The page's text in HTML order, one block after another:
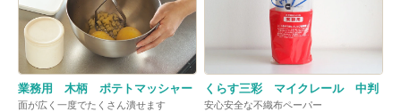
業務用 木柄 ポテトマッシャー
面が広く一度でたくさん潰せます
くらす三彩 マイクレール 中判
安心安全な不織布ペーパー